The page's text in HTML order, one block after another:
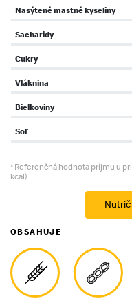
Nasýtené mastné kyseliny
Sacharidy
Cukry
Vláknina
Bielkoviny
Soľ
* Referenčná hodnota príjmu u
kcal).
OBSAHUJE